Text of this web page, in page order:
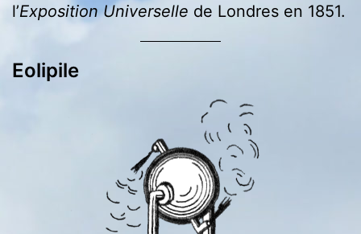
l’Exposition Universelle de Londres en 1851.
Eolipile